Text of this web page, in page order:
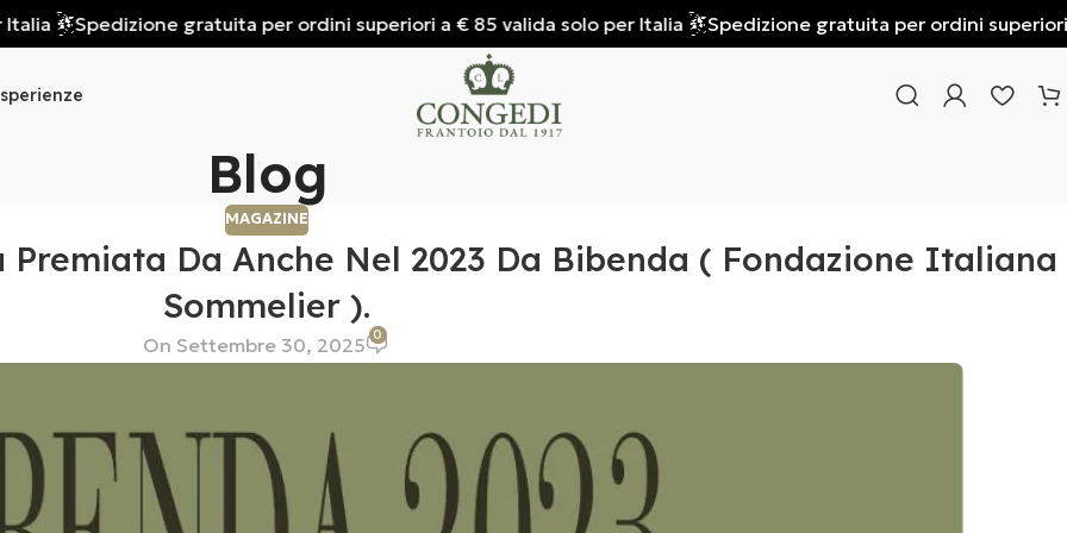
Spedizione gratuita per ordini superiori a € 85 valida solo per Italia Spedizione gratuita per ordini superiori a
Blog
MAGAZINE
Premiata Da Anche Nel 2023 Da Bibenda ( Fondazione Italiana
Sommelier ).
On Settembre 30, 2025 0